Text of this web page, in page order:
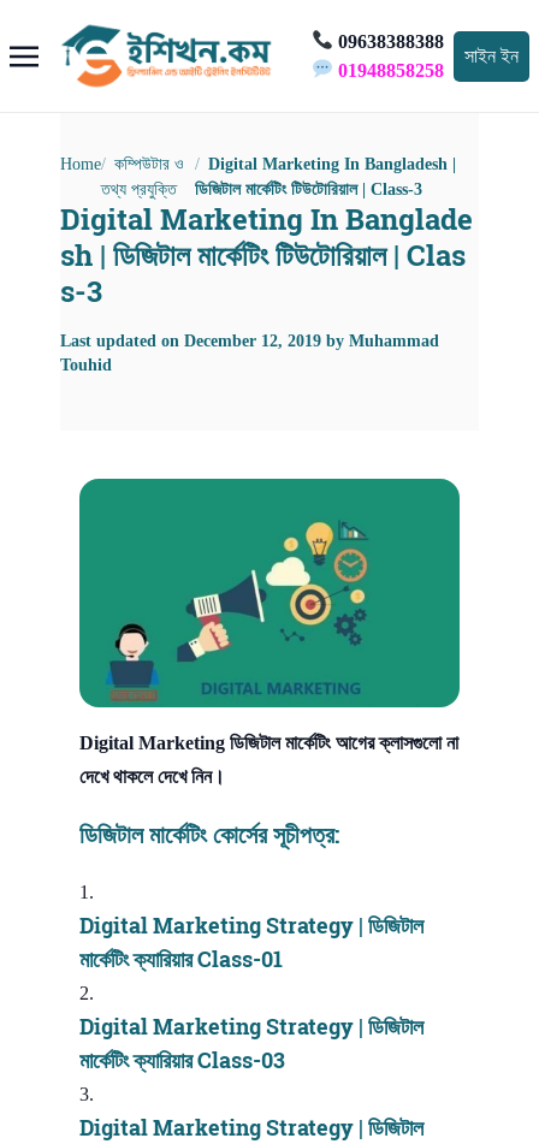
09638388388
01948858258
সাইন ইন
Home
কম্পিউটার ও
তথ্য প্রযুক্তি
Digital Marketing In Bangladesh |
ডিজিটাল মার্কেটিং টিউটোরিয়াল | Class-3
Digital Marketing In Banglade
sh | ডিজিটাল মার্কেটিং টিউটোরিয়াল | Clas
s-3
Last updated on December 12, 2019 by Muhammad
Touhid
Digital Marketing ডিজিটাল মার্কেটিং আগের ক্লাসগুলো না
দেখে থাকলে দেখে নিন।
ডিজিটাল মার্কেটিং কোর্সের সূচীপত্র:
Digital Marketing Strategy | ডিজিটাল
মার্কেটিং ক্যারিয়ার Class-01
Digital Marketing Strategy | ডিজিটাল
মার্কেটিং ক্যারিয়ার Class-03
Digital Marketing Strategy | ডিজিটাল